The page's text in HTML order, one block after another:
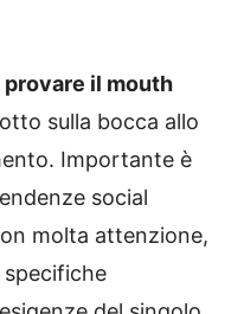
provare il mouth
sulla bocca allo
Importante è
social
molta attenzione,